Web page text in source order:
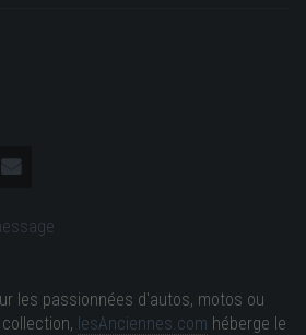
les passionnées d'autos, motos ou
lesAnciennes.com héberge le